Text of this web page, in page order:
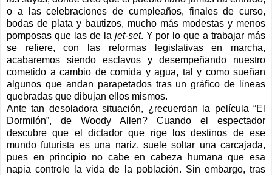
o a las celebraciones de cumpleaños, finales de curso,
bodas de plata y bautizos, mucho más modestas y menos
pomposas que las de la jet-set. Y por lo que a trabajar más
se refiere, con las reformas legislativas en marcha,
acabaremos siendo esclavos y desempeñando nuestro
cometido a cambio de comida y agua, tal y como sueñan
algunos que andan parapetados tras un gráfico de líneas
quebradas que dibujan ellos mismos.
Ante tan desoladora situación, ¿recuerdan la película “El
Dormilón”, de Woody Allen? Cuando el espectador
descubre que el dictador que rige los destinos de ese
mundo futurista es una nariz, suele soltar una carcajada,
pues en principio no cabe en cabeza humana que esa
napia controle la vida de la población. Sin embargo, tras